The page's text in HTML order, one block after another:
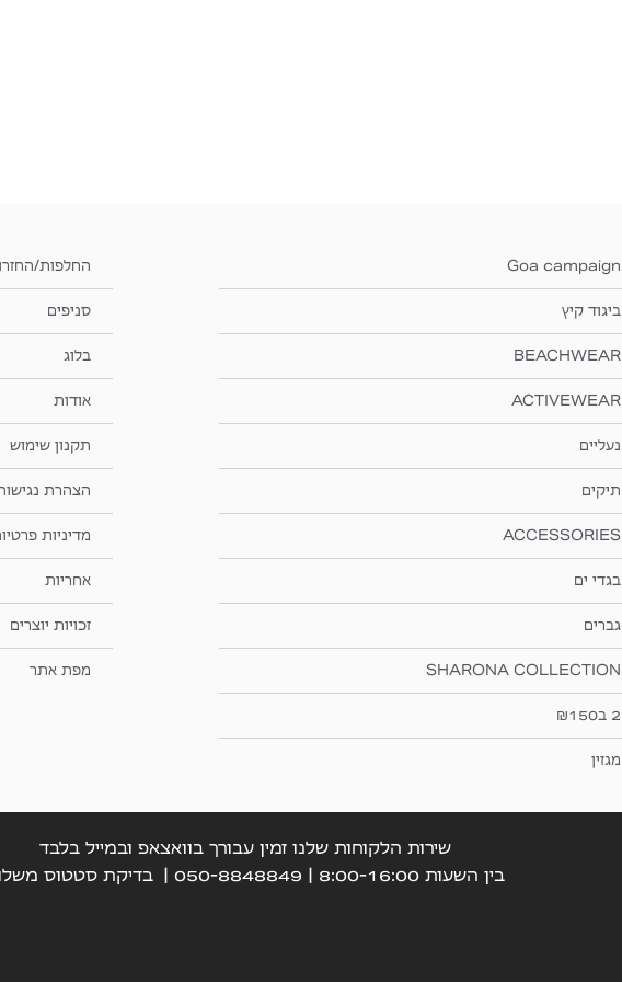
Goa campaign
ביגוד קיץ
BEACHWEAR
ACTIVEWEAR
נעליים
תיקים
ACCESSORIES
בגדי ים
גברים
SHARONA COLLECTION
2 ב₪150
מגזין
החלפות/
סניפים
בלוג
אודות
תקנון שימוש
הצהרת
מדיניות
אחריות
זכויות יוצרים
מפת אתר
שירות הלקוחות שלנו זמין עבורך בוואצאפ ובמייל בלבד
בין השעות 8:00-16:00 | 050-8848849 |
בדיקת סטטוס